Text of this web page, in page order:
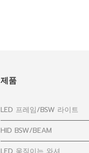
제품
LED 프레임/BSW 라이트
HID BSW/BEAM